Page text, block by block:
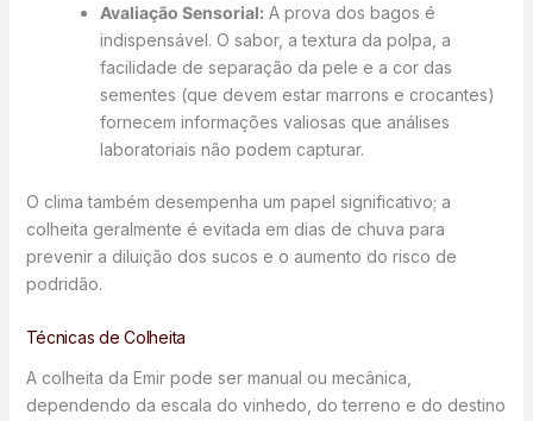
Avaliação Sensorial:A prova dos bagos é
indispensável. O sabor, a textura da polpa, a
facilidade de separação da pele e a cor das
sementes (que devem estar marrons e crocantes)
fornecem informações valiosas que análises
laboratoriais não podem capturar.
O clima também desempenha um papel significativo; a
colheita geralmente é evitada em dias de chuva para
prevenir a diluição dos sucos e o aumento do risco de
podridão.
Técnicas de Colheita
A colheita da Emir pode ser manual ou mecânica,
dependendo da escala do vinhedo, do terreno e do destino